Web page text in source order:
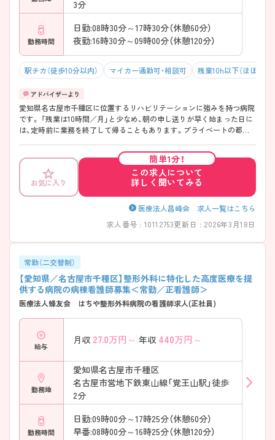
3分
勤務時間
日勤:08時30分～17時30分（休憩60分）
夜勤:16時30分～09時00分（休憩120分）
駅チカ（徒歩10分以内） マイカー通勤可・相談可 残業10h以下（ほぼなし）
愛知県名古屋市千種区に位置するリハビリテーションに強みを持つ病院
です。 「残業は10時間／月」と少なめ、朝の申し送りが早く始まった日に
は、定時前に業務を終了して帰ることもあります。プライベートの都合
対策ポイントなど、さらに詳細をお話しいたしますのでお気軽にご相談
ください。
お気に入り
簡単1分！
この求人について
詳しく聞いてみる
医療法人昌峰会 求人一覧はこちら
求人番号 : 10112753更新日 : 2026年3月18日
常勤（二交替制）
【愛知県／名古屋市千種区】整形外科に特化した高度医療を提
供する病院の病棟看護師募集＜常勤／正看護師＞
医療法人蜂友会 はちや整形外科病院の看護師求人(正社員)
給与
月収 27.0万円～ 年収 440万円～
勤務地
愛知県名古屋市千種区
名古屋市営地下鉄東山線「覚王山駅」徒歩
2分
勤務時間
日勤:09時00分～17時25分（休憩60分）
早番:08時00分～16時25分（休憩120分）